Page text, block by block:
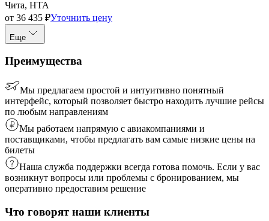
Чита, HTA
от 36 435 ₽Уточнить цену
Еще
Преимущества
Мы предлагаем простой и интуитивно понятный
интерфейс, который позволяет быстро находить лучшие рейсы
по любым направлениям
Мы работаем напрямую с авиакомпаниями и
поставщиками, чтобы предлагать вам самые низкие цены на
билеты
Наша служба поддержки всегда готова помочь. Если у вас
возникнут вопросы или проблемы с бронированием, мы
оперативно предоставим решение
Что говорят наши клиенты